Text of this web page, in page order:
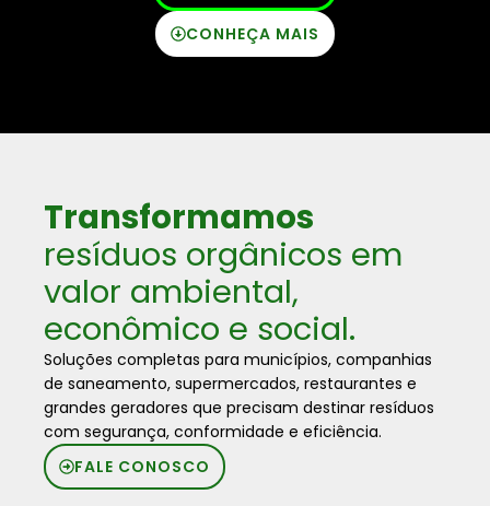
CONHEÇA MAIS
Transformamos
resíduos orgânicos em
valor ambiental,
econômico e social.
Soluções completas para municípios, companhias
de saneamento, supermercados, restaurantes e
grandes geradores que precisam destinar resíduos
com segurança, conformidade e eficiência.
FALE CONOSCO